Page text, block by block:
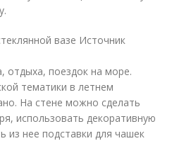
вазе Источник
отдыха, поездок на море.
тематики в летнем
На стене можно сделать
использовать декоративную
из нее подставки для чашек